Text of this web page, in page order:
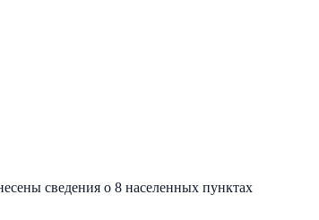
сведения о 8 населенных пунктах